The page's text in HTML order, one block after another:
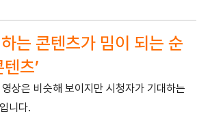
는 콘텐츠가 밈이 되는 순
츠’
상은 비슷해 보이지만 시청자가 기대하는
니다.